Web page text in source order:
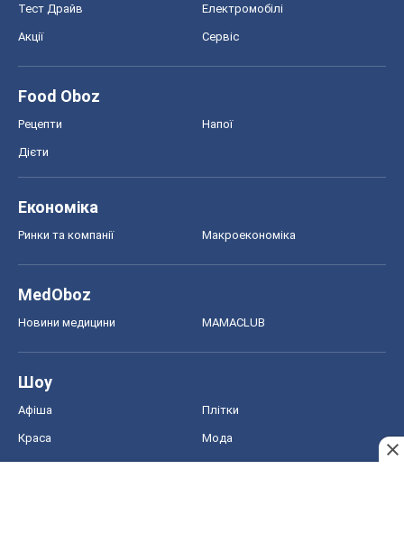
Тест Драйв Електромобілі
Акції Сервіс
Food Oboz
Рецепти Напої
Дієти
Економіка
Ринки та компанії Макроекономіка
MedOboz
Новини медицини MAMACLUB
Шоу
Афіша Плітки
Краса Мода
Жіночий журнал